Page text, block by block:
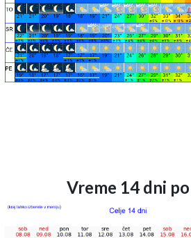
Vreme 14 dni